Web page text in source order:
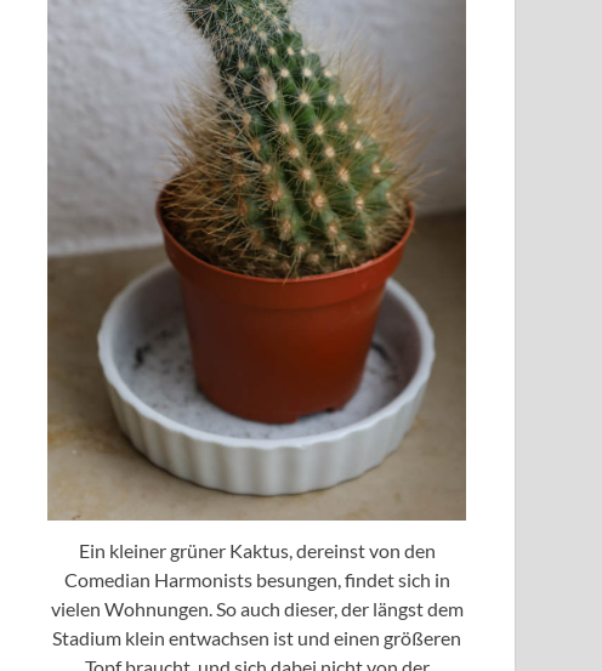
Ein kleiner grüner Kaktus, dereinst von den
Comedian Harmonists besungen, findet sich in
vielen Wohnungen. So auch dieser, der längst dem
Stadium klein entwachsen ist und einen größeren